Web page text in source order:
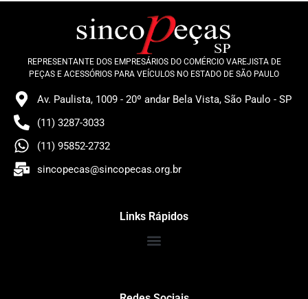
REPRESENTANTE DOS EMPRESÁRIOS DO COMÉRCIO VAREJISTA DE
PEÇAS E ACESSÓRIOS PARA VEÍCULOS NO ESTADO DE SÃO PAULO
Av. Paulista, 1009 - 20º andar Bela Vista, São Paulo - SP
(11) 3287-3033
(11) 95852-2732
sincopecas@sincopecas.org.br
Links Rápidos